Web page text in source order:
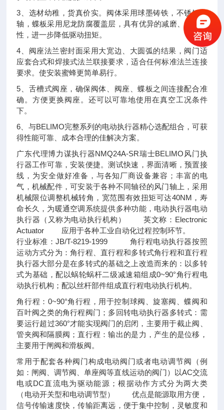
3、选材幼稚，货真价实。阀体采用球墨铸铁，不锈钢阀
轴，蝶板采用尼龙防腐覆盖层，具有优异的减磨、自润滑
性，进一步降低驱动扭矩。
4、阀座法兰密封面采用大宽边、大圆弧的结果，阀门适
应套合式和焊接式法兰联接要求，适合任何标准法兰连接
要求。使安装蜜蜂更简单易行。
5、舌槽式阀座，确保阀体、阀座、蝶板之间连接配合准
确。方便更换阀座。还可以可靠地使用在真空工况条件
下。
6、与BELIMO完整系列的电动执行器精心选配组合，可获
得性能可靠、成本合理的佳解决方案。
广东代理博力谋执行器NMQ24A-SR瑞士BELIMO风门执
行器工作可靠，安装便捷。测试快速，界面清晰，预置接
线，为安全做好准备，与各知厂商设备兼容；丰富的电
气，机械配件，可安装于各种不同轴径的风门轴上，采用
机械限位调整机械转角，宽范围有效扭矩可达40NM，寿
命长久，为暖通空调系统提供多种功能，电动执行器电动
执行器（又称为电动执行机构） 英文称：Electronic
Actuator 应用于各种工业自动化过程控制环节。
行业标准：JB/T-8219-1999 角行程电动执行器按照
运动方式分为：角行程、直行程和多转式角行程和直行程
执行器大部分是在多转式的基础之上改造而来的：以多转
式为基础，配以蜗轮蜗杆二级减速箱组成0~90°角行程电
动执行机构；配以丝杆部件组成直行程电动执行机构。
角行程：0~90°角行程，用于控制球阀、旋塞阀、蝶阀和
百叶阀之类的角行程阀门；多回转电动执行器多转式：需
要运行超过360°才能实现阀门的启闭，主要用于截止阀、
管夹阀和隔膜阀；直行程：输出的是力，产生的是位移，
主要用于闸阀和滑板阀。
常用于配套各种阀门构成电动阀门或者电动调节阀（例
如：闸阀、调节阀、单座阀等直线运动的阀门）以AC交流
电或DC直流电为驱动能源；根据动作方式分为两大类
（电动开关型和电动调节型） 优点是能源取用方便，
信号传输速度快，传输距离远，便于集中控制，灵敏度和